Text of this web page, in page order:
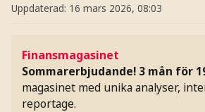
Uppdaterad: 16 mars 2026, 08:03
Finansmagasinet
Sommarerbjudande! 3 mån för
magasinet med unika analyser,
reportage.